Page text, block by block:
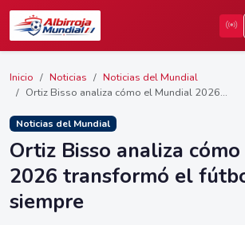
Inicio Noticias
Noticias del Mundial
Ortiz Bisso analiza cómo el Mundial 2026...
Noticias del Mundial
Ortiz Bisso analiza
2026 transformó el
siempre